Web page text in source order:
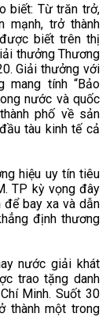
biết: Từ trăn trở,
mạnh, trở thành
biết trên thị
thưởng Thương
Giải thưởng với
tính “Bảo
nước và quốc
phố về sản
tàu kinh tế cả
hiệu uy tín tiêu
TP kỳ vọng đây
bay xa và dẫn
định thương
nước giải khát
trao tặng danh
Minh. Suốt 30
thành một trong